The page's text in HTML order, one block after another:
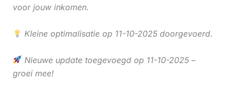
voor jouw inkomen.
Kleine optimalisatie op 11-10-2025 doorgevoerd.
Nieuwe update toegevoegd op 11-10-2025 –
groei mee!